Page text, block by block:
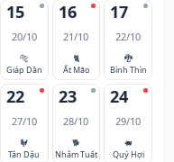
15
20/10
🐅
Giáp Dần
16
21/10
🐈
Ất Mão
17
22/10
🐉
Bính Thìn
22
27/10
🐓
Tân Dậu
23
28/10
🐕
Nhâm Tuất
24
29/10
🐖
Quý Hợi